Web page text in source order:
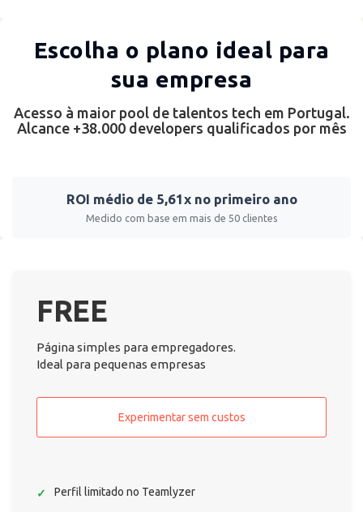
Escolha o plano ideal para
sua empresa
Acesso à maior pool de talentos tech em Portugal.
Alcance +38.000 developers qualificados por mês
ROI médio de 5,61x no primeiro ano
Medido com base em mais de 50 clientes
FREE
Página simples para empregadores.
Ideal para pequenas empresas
Experimentar sem custos
Perfil limitado no Teamlyzer